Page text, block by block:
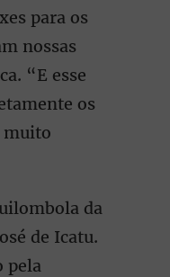
para os
nossas
“E esse
os
muito
da
de Icatu.
pela